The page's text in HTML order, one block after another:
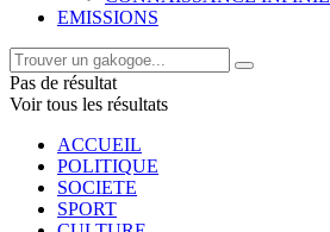
EMISSIONS
Pas de résultat
Voir tous les résultats
ACCUEIL
POLITIQUE
SOCIETE
SPORT